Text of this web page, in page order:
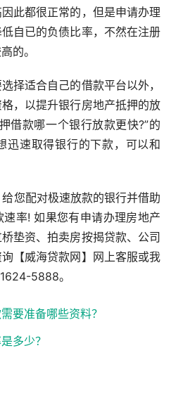
此都很正常的，但是申请办理
自已的负债比率，不然在注册
的。
择适合自己的借款平台以外，
，以提升银行房地产抵押的放
借款哪一个银行放款更快?”的
迅速取得银行的下款，可以和
您配对极速放款的银行并借助
率! 如果您有申请办理房地产
垫资、拍卖房按揭贷款、公司
【威海贷款网】网上客服或我
5888。
要准备哪些资料？
多少？